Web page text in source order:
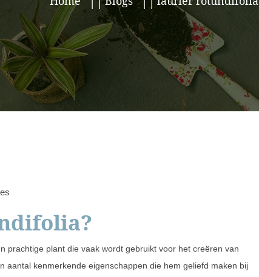
prachtige plant die vaak wordt gebruikt voor het creëren van
aantal kenmerkende eigenschappen die hem geliefd maken bij